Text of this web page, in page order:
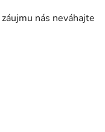
nás neváhajte